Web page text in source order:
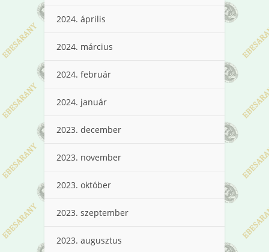
2024. április
2024. március
2024. február
2024. január
2023. december
2023. november
2023. október
2023. szeptember
2023. augusztus